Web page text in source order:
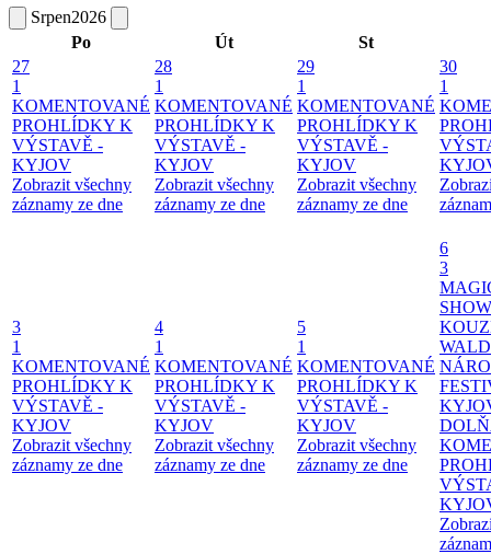
Srpen2026
Po
Út
St
27
1
KOMENTOVANÉ
PROHLÍDKY K
VÝSTAVĚ -
KYJOV
Zobrazit všechny
záznamy ze dne
28
1
KOMENTOVANÉ
PROHLÍDKY K
VÝSTAVĚ -
KYJOV
Zobrazit všechny
záznamy ze dne
29
1
KOMENTOVANÉ
PROHLÍDKY K
VÝSTAVĚ -
KYJOV
Zobrazit všechny
záznamy ze dne
30
1
3
1
KOMENTOVANÉ
PROHLÍDKY K
VÝSTAVĚ -
KYJOV
Zobrazit všechny
záznamy ze dne
4
1
KOMENTOVANÉ
PROHLÍDKY K
VÝSTAVĚ -
KYJOV
Zobrazit všechny
záznamy ze dne
5
1
KOMENTOVANÉ
PROHLÍDKY K
VÝSTAVĚ -
KYJOV
Zobrazit všechny
záznamy ze dne
6
3